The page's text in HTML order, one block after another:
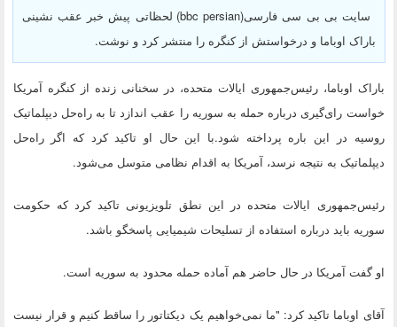
سایت بی بی سی فارسی(bbc persian) لحظاتی پیش خبر عقب نشینی
باراک اوباما و درخواستش از کنگره را منتشر کرد و نوشت.
باراک اوباما، رئیس‌جمهوری ایالات متحده، در سخنانی زنده از کنگره آمریکا
خواست رای‌گیری درباره حمله به سوریه را عقب اندازد تا به راه‌حل دیپلماتیک
روسیه در این باره پرداخته شود.با این حال او تاکید کرد که اگر راه‌حل
دیپلماتیک به نتیجه نرسد، آمریکا به اقدام نظامی متوسل می‌شود.
رئیس‌جمهوری ایالات متحده در این نطق تلویزیونی تاکید کرد که حکومت
سوریه باید درباره استفاده از تسلیحات شیمیایی پاسخگو باشد.
او گفت آمریکا در حال حاضر هم آماده حمله محدود به سوریه است.
آقای اوباما تاکید کرد: "ما نمی‌خواهیم یک دیکتاتور را ساقط کنیم و قرار نیست